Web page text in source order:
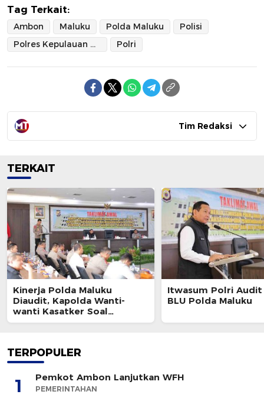
Tag Terkait:
Ambon Maluku Polda Maluku
Polisi
Polres Kepulauan Tanimbar
Polri
Tim Redaksi
TERKAIT
Kinerja Polda Maluku
Diaudit, Kapolda Wanti-
wanti Kasatker Soal
Temuan Berulang
Itwasum Polri Audit
BLU Polda Maluku
TERPOPULER
1 Pemkot Ambon Lanjutkan WFH
PEMERINTAHAN